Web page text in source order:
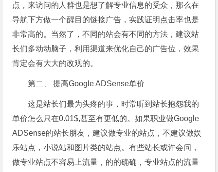
点，来访问的人群也是想了解专业信息的受众，那么在
导航下方做一个醒目的链接广告，实践证明点击率也是
非常高的。当然了，不同的站会有不同的方法，建议站
长们多动动脑子，利用渠道来优化自己的广告位，效果
肯定会有大大的改观的。
第二、 提高Google ADSense单价
这是站长们最为头疼的事，时常听到站长抱怨我的
单价怎么只在0.01$,甚至有更低的。如果职业做Google
ADSense的站长朋友，建议做专业的站点，不建议做娱
乐站点，小说站和图片类的站点。有些站长或许会问，
做专业站点不容易上流量，的的确确，专业站点的流量